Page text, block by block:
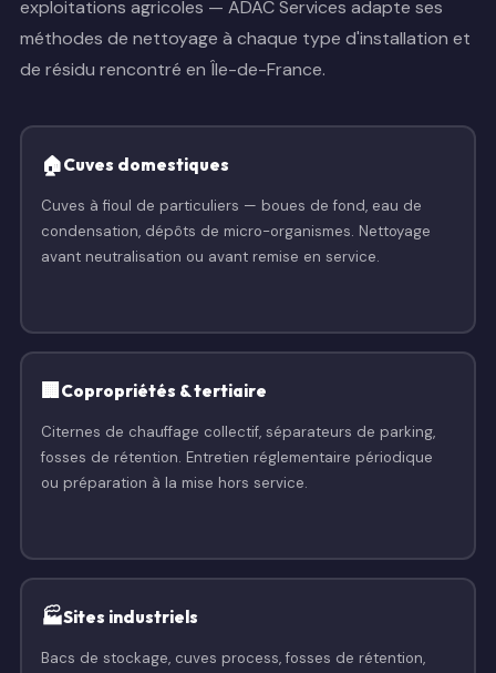
exploitations agricoles — ADAC Services adapte ses
méthodes de nettoyage à chaque type d'installation et
de résidu rencontré en Île-de-France.
🏠Cuves domestiques
Cuves à fioul de particuliers — boues de fond, eau de
condensation, dépôts de micro-organismes. Nettoyage
avant neutralisation ou avant remise en service.
🏢 Copropriétés & tertiaire
Citernes de chauffage collectif, séparateurs de parking,
fosses de rétention. Entretien réglementaire périodique
ou préparation à la mise hors service.
🏭Sites industriels
Bacs de stockage, cuves process, fosses de rétention,